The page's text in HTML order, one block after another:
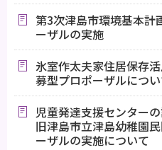
第3次津島市環境基本計
ーザルの実施
氷室作太夫家住居保存
募型プロポーザルにつ
児童発達支援センター
旧津島市立津島幼稚園
ーザルの実施について